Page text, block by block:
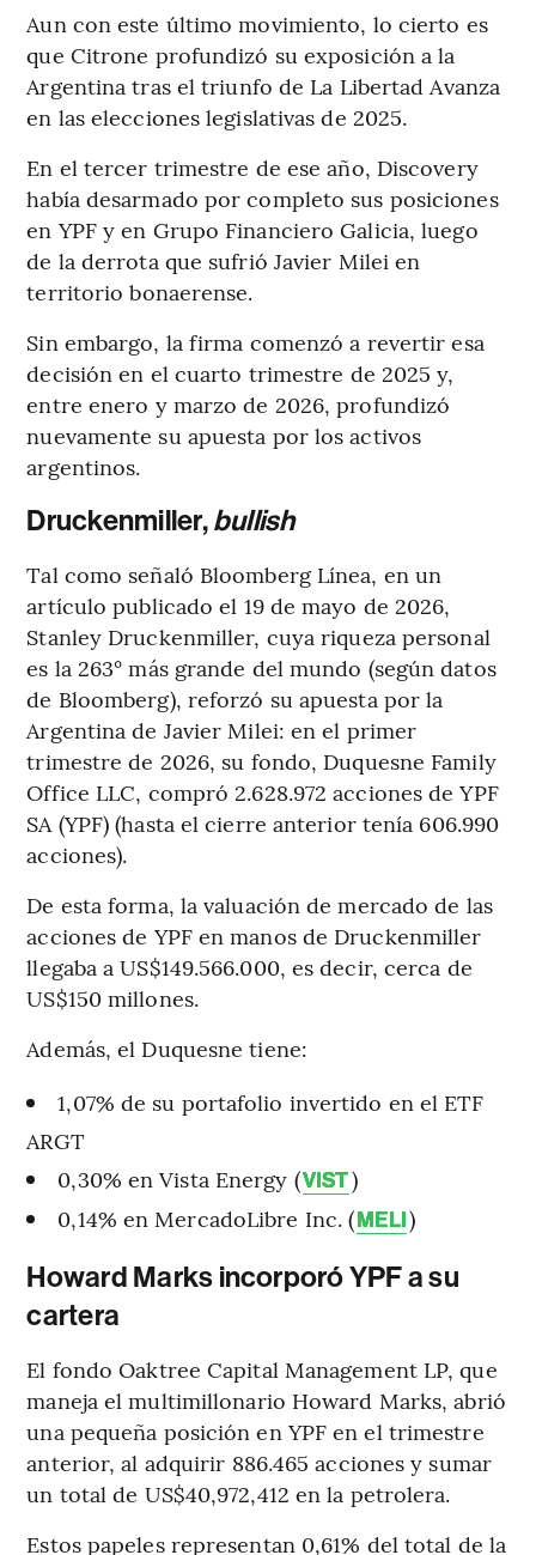
Aun con este último movimiento, lo cierto es
que Citrone profundizó su exposición a la
Argentina tras el triunfo de La Libertad Avanza
en las elecciones legislativas de 2025.
En el tercer trimestre de ese año, Discovery
había desarmado por completo sus posiciones
en YPF y en Grupo Financiero Galicia, luego
de la derrota que sufrió Javier Milei en
territorio bonaerense.
Sin embargo, la firma comenzó a revertir esa
decisión en el cuarto trimestre de 2025 y,
entre enero y marzo de 2026, profundizó
nuevamente su apuesta por los activos
argentinos.
Druckenmiller,bullish
Tal como señaló Bloomberg Línea, en un
artículo publicado el 19 de mayo de 2026,
Stanley Druckenmiller, cuya riqueza personal
es la 263° más grande del mundo (según datos
de Bloomberg), reforzó su apuesta por la
Argentina de Javier Milei: en el primer
trimestre de 2026, su fondo, Duquesne Family
Office LLC, compró 2.628.972 acciones de YPF
SA (YPF) (hasta el cierre anterior tenía 606.990
acciones).
De esta forma, la valuación de mercado de las
acciones de YPF en manos de Druckenmiller
llegaba a US$149.566.000, es decir, cerca de
US$150 millones.
Además, el Duquesne tiene:
1,07% de su portafolio invertido en el ETF
ARGT
0,30% en Vista Energy (VIST)
0,14% en MercadoLibre Inc. (MELI)
Howard Marks incorporó YPF a su
cartera
El fondo Oaktree Capital Management LP, que
maneja el multimillonario Howard Marks, abrió
una pequeña posición en YPF en el trimestre
anterior, al adquirir 886.465 acciones y sumar
un total de US$40,972,412 en la petrolera.
Estos papeles representan 0,61% del total de la